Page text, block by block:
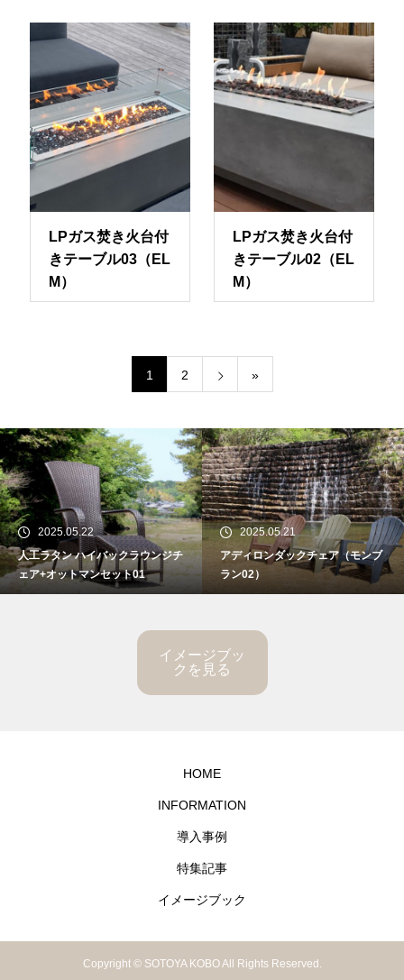
LPガス焚き火台付
きテーブル03（EL
M）
LPガス焚き火台付
きテーブル02（EL
M）
1 2 »
2025.05.22
人工ラタン ハイバックラウンジチ
ェア+オットマンセット01
2025.05.21
アディロンダックチェア（モンブ
ラン02）
イメージブッ
クを見る
HOME
INFORMATION
導入事例
特集記事
イメージブック
Copyright © SOTOYA KOBO All Rights Reserved.